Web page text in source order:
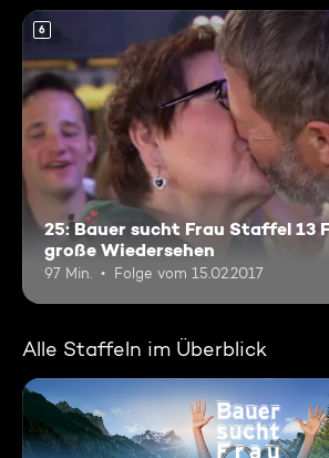
6
25: Bauer sucht Frau Staffel 13
große Wiedersehen
97 Min. Folge vom 15.02.2017
Alle Staffeln im Überblick